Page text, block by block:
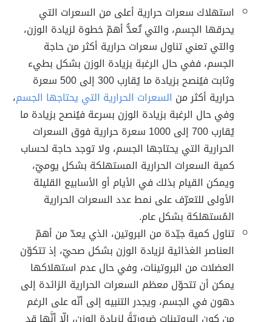
استهلاك سعرات حرارية أعلى من السعرات التي
يحرقها الجِسم، والتي تُعدُّ أهمّ خطوة لزيادة الوزن،
والتي تعني تناول سعرات حرارية أكثر من حاجة
الجسم، ففي حال الرغبة بزيادة الوزن بشكل بطيء
وثابت فيُنصح بزيادة ما يُقارب 300 إلى 500 سعرة
حرارية أكثر من السعرات الحرارية التي يحتاجها الجسم،
وفي حال الرغبة بزيادة الوزن بسرعة فيُنصح بزيادة ما
يُقارب 700 إلى 1000 سعرة حرارية فوق السعرات
الحرارية التي يحتاجها الجسم، ولا توجد حاجة لحساب
كمية السعرات الحرارية المستهلكة بشكل يوميّ،
ويمكن القيام بذلك في الأيام أو الأسابيع القليلة
الأولى للتعرّف على نمط عدد السعرات الحرارية
المُستهلكة بشكل عام.
تناول كمية جيّدة من البروتين، الذي يعدّ من أهمّ
العناصر الغذائية لزيادة الوزن بشكل صحيّ، إذ تتكوّن
العضلات من البروتينات، وفي حال عدم استهلاكها
يمكن أن تتحوّل معظم السعرات الحرارية الزائدة إلى
دهون في الجسم، ويجدر التنبيه إلى أنّه على الرغم